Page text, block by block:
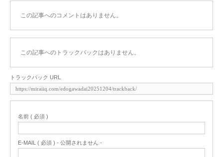
この記事へのコメントはありません。
この記事へのトラックバックはありません。
トラックバック URL
名前 ( 必須 )
E-MAIL ( 必須 ) - 公開されません -